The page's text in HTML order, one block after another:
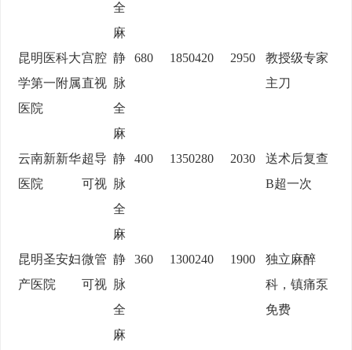
全
麻
昆明医科大
学第一附属
医院
宫腔
直视
静
脉
全
麻
680 1850420 2950
教授级专家
主刀
云南新新华
医院
超导
可视
静
脉
全
麻
400 1350280 2030
送术后复查
B超一次
昆明圣安妇
产医院
微管
可视
静
脉
全
麻
360 1300240 1900
独立麻醉
科，镇痛泵
免费